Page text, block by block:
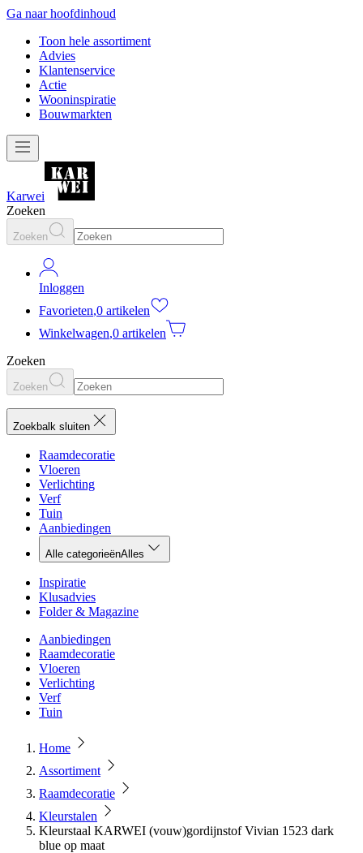
Ga naar hoofdinhoud
Toon hele assortiment
Advies
Klantenservice
Actie
Wooninspiratie
Bouwmarkten
Karwei
Zoeken
Zoeken
Inloggen
Favorieten,0 artikelen
Winkelwagen,0 artikelen
Zoeken
Zoeken
Zoekbalk sluiten
Raamdecoratie
Vloeren
Verlichting
Verf
Tuin
Aanbiedingen
Alle categorieënAlles
Inspiratie
Klusadvies
Folder & Magazine
Aanbiedingen
Raamdecoratie
Vloeren
Verlichting
Verf
Tuin
Home
Assortiment
Raamdecoratie
Kleurstalen
Kleurstaal KARWEI (vouw)gordijnstof Vivian 1523 dark
blue op maat